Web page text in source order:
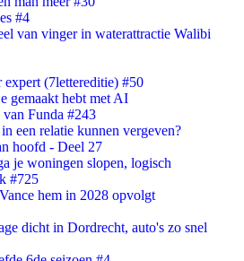
#4
van vinger in waterattractie Walibi
expert (7lettereditie) #50
gemaakt hebt met AI
Funda #243
een relatie kunnen vergeven?
hoofd - Deel 27
je woningen slopen, logisch
#725
hem in 2028 opvolgt
dicht in Dordrecht, auto's zo snel